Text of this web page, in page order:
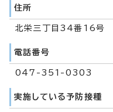
住所
北栄三丁目34番16号
電話番号
047-351-0303
実施している予防接種